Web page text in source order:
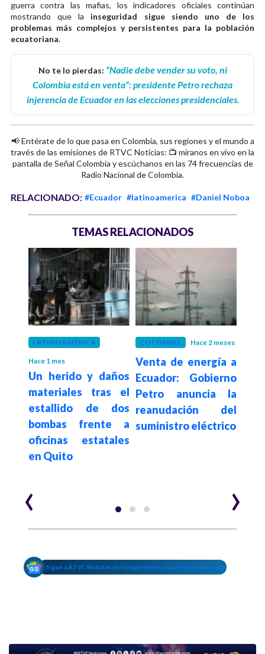
guerra contra las mafias, los indicadores oficiales continúan
mostrando que la inseguridad sigue siendo uno de los
problemas más complejos y persistentes para la población
ecuatoriana.
No te lo pierdas: “Nadie debe vender su voto, ni
Colombia está en venta”: presidente Petro rechaza
injerencia de Ecuador en las elecciones presidenciales.
📢 Entérate de lo que pasa en Colombia, sus regiones y el mundo a
través de las emisiones de RTVC Noticias: 📺 míranos en vivo en la
pantalla de Señal Colombia y escúchanos en las 74 frecuencias de
Radio Nacional de Colombia.
RELACIONADO: #Ecuador #latinoamerica #Daniel Noboa
TEMAS RELACIONADOS
LATINOAMÉRICA
Hace 1 mes
Un herido y daños
materiales tras el
estallido de dos
bombas frente a
oficinas estatales
en Quito
COLOMBIA Hace 2 meses
Venta de energía a
Ecuador: Gobierno
Petro anuncia la
reanudación del
suministro eléctrico
‹ ›
Sigue a RTVC Noticias en Google News y mantente conectado